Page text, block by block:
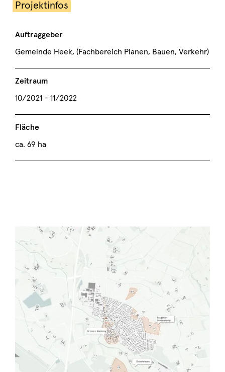
Projektinfos
Auftraggeber
Gemeinde Heek, (Fachbereich Planen, Bauen, Verkehr)
Zeitraum
10/2021 - 11/2022
Fläche
ca. 69 ha